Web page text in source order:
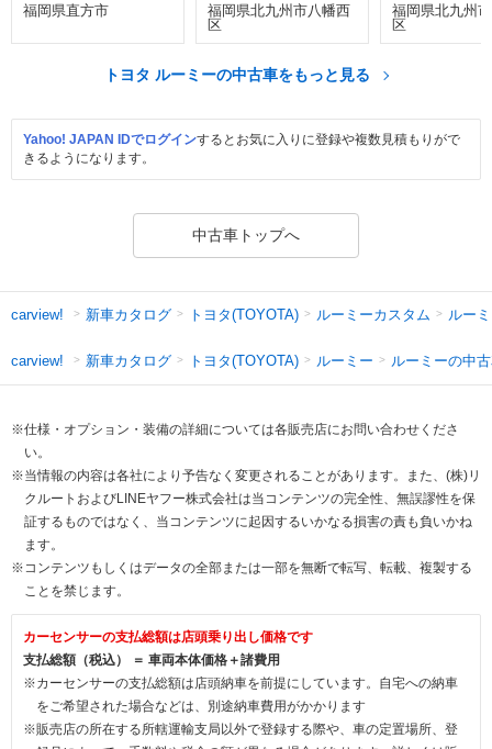
福岡県直方市
福岡県北九州市八幡西
区
福岡県北九州
区
トヨタ ルーミーの中古車をもっと見る
Yahoo! JAPAN IDでログインするとお気に入りに登録や複数見積もりがで
きるようになります。
中古車トップへ
carview! 新車カタログ トヨタ(TOYOTA) ルーミーカスタム ルー
carview! 新車カタログ トヨタ(TOYOTA) ルーミー ルーミーの中
※仕様・オプション・装備の詳細については各販売店にお問い合わせくださ
い。
※当情報の内容は各社により予告なく変更されることがあります。また、(株)リ
クルートおよびLINEヤフー株式会社は当コンテンツの完全性、無誤謬性を保
証するものではなく、当コンテンツに起因するいかなる損害の責も負いかね
ます。
※コンテンツもしくはデータの全部または一部を無断で転写、転載、複製する
ことを禁じます。
カーセンサーの支払総額は店頭乗り出し価格です
支払総額（税込） ＝ 車両本体価格＋諸費用
※カーセンサーの支払総額は店頭納車を前提にしています。自宅への納車
をご希望された場合などは、別途納車費用がかかります
※販売店の所在する所轄運輸支局以外で登録する際や、車の定置場所、登